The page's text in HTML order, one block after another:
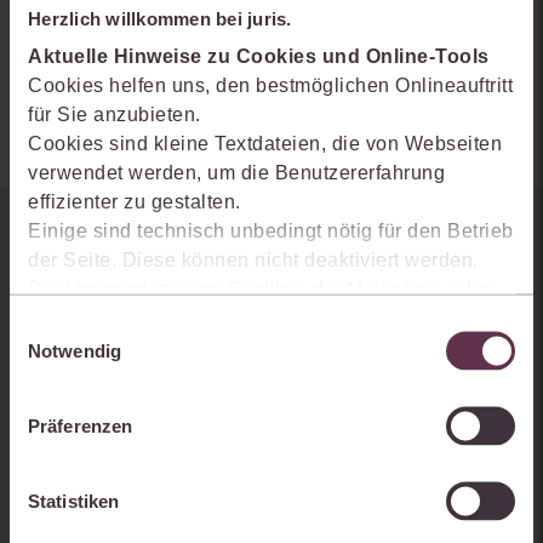
Herzlich willkommen bei juris.
Aktuelle Hinweise zu Cookies und Online-Tools
Cookies helfen uns, den bestmöglichen Onlineauftritt
für Sie anzubieten.
Cookies sind kleine Textdateien, die von Webseiten
verwendet werden, um die Benutzererfahrung
effizienter zu gestalten.
Einige sind technisch unbedingt nötig für den Betrieb
der Seite. Diese können nicht deaktiviert werden.
Der Verwendung von Cookies, die Marketing- oder
Produkte zu optimieren, können Sie zustimmen,
indem Sie auf „Alles akzeptieren“ klicken. Mit Ihrer
einverstanden, dass die mittels der Cookies
die USA) übermittelt werden, die ein niedrigeres
Notwendig
Präferenzen
Statistiken
Ulf Schönenberg-Wessel
Sie kennen juris noch nicht?
Erhalten Sie einen Einblick, wie juris das Rechts- und
Möglichkeiten Ihnen das juris Portal bietet und wie mit juris Ihre